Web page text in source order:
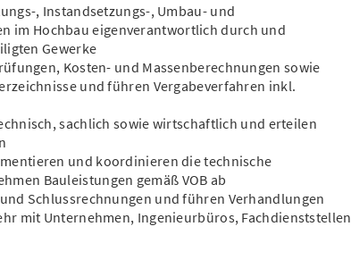
, Instandsetzungs-, Umbau- und
im Hochbau eigenverantwortlich durch und
Gewerke
Kosten- und Massenberechnungen sowie
und führen Vergabeverfahren inkl.
sachlich sowie wirtschaftlich und erteilen
und koordinieren die technische
Bauleistungen gemäß VOB ab
Schlussrechnungen und führen Verhandlungen
mit Unternehmen, Ingenieurbüros, Fachdienststellen